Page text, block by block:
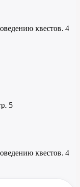
квестов. 4
5
квестов. 4